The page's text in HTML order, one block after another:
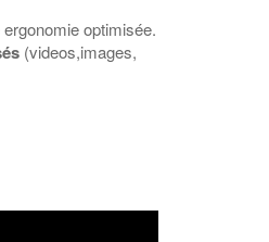
optimisée.
(videos,images,